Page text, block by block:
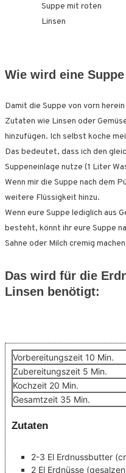
Wie wird eine
Damit die Suppe von vorn
Zutaten wie Linsen oder
hinzufügen. Ich selbst koche
Das bedeutet, dass ich den
Suppeneinlage nutze (1 Liter
Wenn mir die Suppe nach dem
weitere Flüssigkeit hinzu.
Wenn eure Suppe lediglich aus
besteht, könnt ihr eure Suppe
Sahne oder Milch cremig
Das wird für die
Linsen benötigt:
Vorbereitungszeit 10 Minuten
Min.
Zubereitungszeit 5 Minuten
Min.
Kochzeit 20 Minuten
Min.
Gesamtzeit 35 Minuten
Min.
Zutaten
2-3 El Erdnussbutter
2 El Erdnüsse